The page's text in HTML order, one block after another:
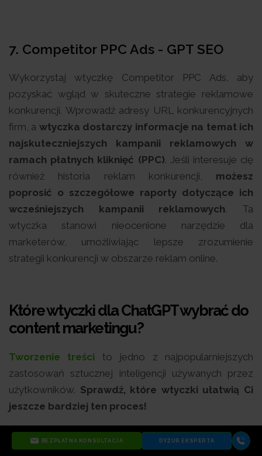
7. Competitor PPC Ads - GPT SEO
Wykorzystaj wtyczkę Competitor PPC Ads, aby
pozyskać wgląd w skuteczne strategie reklamowe
konkurencji. Wprowadź adresy URL konkurencyjnych
firm, a wtyczka dostarczy informacje na temat ich
najskuteczniejszych kampanii reklamowych w
ramach płatnych kliknięć (PPC). Jeśli interesuje cię
również historia reklam konkurencji, możesz
poprosić o szczegółowe raporty dotyczące ich
wcześniejszych kampanii reklamowych. Ta
wtyczka stanowi nieocenione narzędzie dla
marketerów, umożliwiając lepsze zrozumienie
strategii konkurencji w obszarze reklam online.
Które wtyczki dla ChatGPT wybrać do
content marketingu?
Tworzenie treści to jedno z najpopularniejszych
zastosowań sztucznej inteligencji używanych przez
użytkowników. Sprawdź, które wtyczki ułatwią Ci
jeszcze bardziej ten proces!
BEZPŁATNA KONSULTACJA DYŻUR EKSPERTA